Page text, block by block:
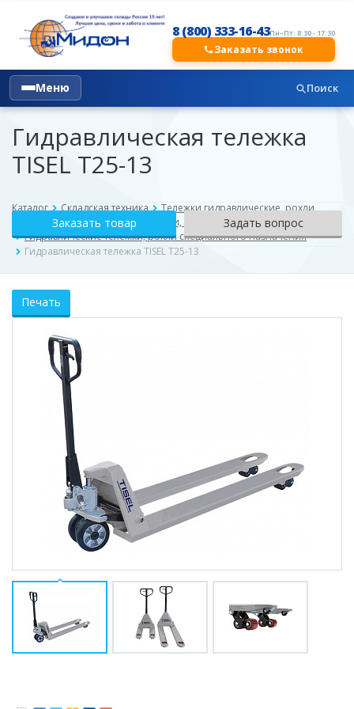
8 (800) 333-16-43Пн–Пт: 8:30 - 17:30
Заказать звонок
Меню Поиск
Гидравлическая тележка
TISEL T25-13
Каталог Складская техника
Тележки гидравлические, рохли
Ручные гидравлические тележки, рохли
Гидравлические тележки, рохли специального назначения
Гидравлическая тележка TISEL T25-13
Заказать товар Задать вопрос
Печать